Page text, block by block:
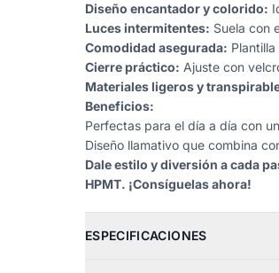
Diseño encantador y colorido:
Luces intermitentes: Suela con
Comodidad asegurada:
Cierre práctico: Ajuste con
Materiales ligeros y
Beneficios:
Perfectas para el día a día con
Diseño llamativo que combina
Dale estilo y diversión a cada
HPMT. ¡Consíguelas ahora!
ESPECIFICACIONES